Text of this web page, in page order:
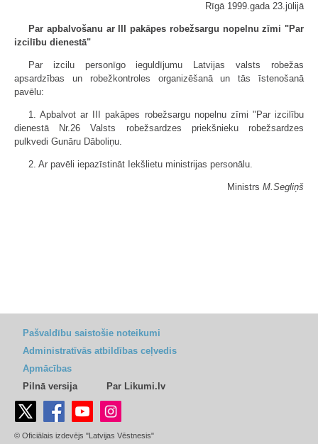
Rīgā 1999.gada 23.jūlijā
Par apbalvošanu ar III pakāpes robežsargu nopelnu zīmi "Par
izcilību dienestā"
Par izcilu personīgo ieguldījumu Latvijas valsts robežas
apsardzības un robežkontroles organizēšanā un tās īstenošanā
pavēlu:
1. Apbalvot ar III pakāpes robežsargu nopelnu zīmi "Par izcilību
dienestā Nr.26 Valsts robežsardzes priekšnieku robežsardzes
pulkvedi Gunāru Dāboliņu.
2. Ar pavēli iepazīstināt Iekšlietu ministrijas personālu.
Ministrs M.Segliņš
Pašvaldību saistošie noteikumi
Administratīvās atbildības ceļvedis
Apmācības
Pilnā versija
Par Likumi.lv
© Oficiālais izdevējs "Latvijas Vēstnesis"